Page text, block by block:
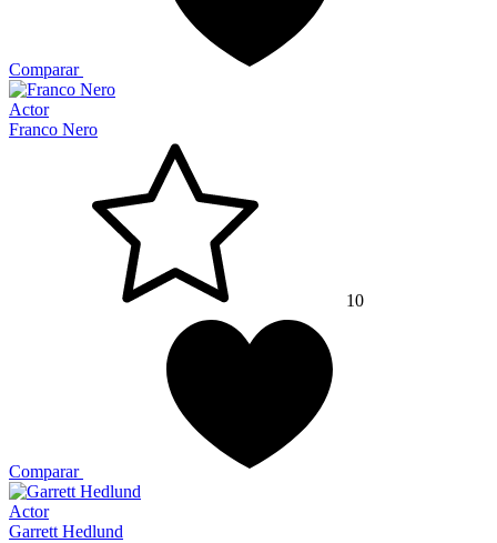
Comparar
Actor
Franco Nero
10
Comparar
Actor
Garrett Hedlund